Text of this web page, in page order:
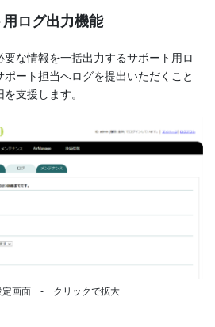
ログ出力機能
な情報を一括出力するサポート用ロ
ート担当へログを提出いただくこと
支援します。
定画面 - クリックで拡大